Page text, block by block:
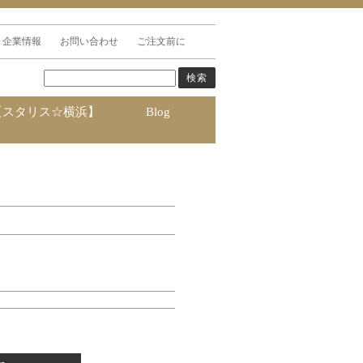
企業情報 お問い合わせ ご注文前に
タリス☆横浜】 Blog